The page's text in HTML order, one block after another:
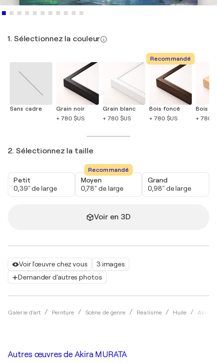
Voir l'œuvre chez vous
3 images
Demander d'autres photos
Galerie d'art Peinture Scène de genre Réalisme Huile Akira
1. Sélectionnez la couleur
Sans cadre
Grain noir
+ 780 $US
Grain blanc
+ 780 $US
Recommandé
Bois foncé
+ 780 $US
Bois
+ 780
2. Sélectionnez la taille
Petit
0,39" de large
Recommandé
Moyen
0,78" de large
Grand
0,98" de large
Voir en 3D
Autres œuvres de Akira MURATA